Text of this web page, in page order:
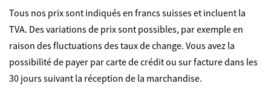
Tous nos prix sont indiqués en francs suisses et incluent la
TVA. Des variations de prix sont possibles, par exemple en
raison des fluctuations des taux de change. Vous avez la
possibilité de payer par carte de crédit ou sur facture dans les
30 jours suivant la réception de la marchandise.